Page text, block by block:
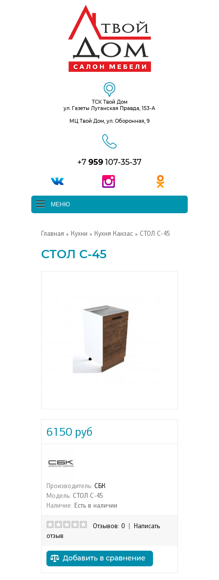
ТСК Твой Дом
ул. Газеты Луганская Правда, 153-А
МЦ Твой Дом, ул. Оборонная, 9
+7 959 107-35-37
МЕНЮ
Главная » Кухни » Кухня Канзас » СТОЛ С-45
СТОЛ С-45
6150 руб
Производитель: СБК
Модель: СТОЛ С-45
Наличие: Есть в наличии
Отзывов: 0
Написать
отзыв